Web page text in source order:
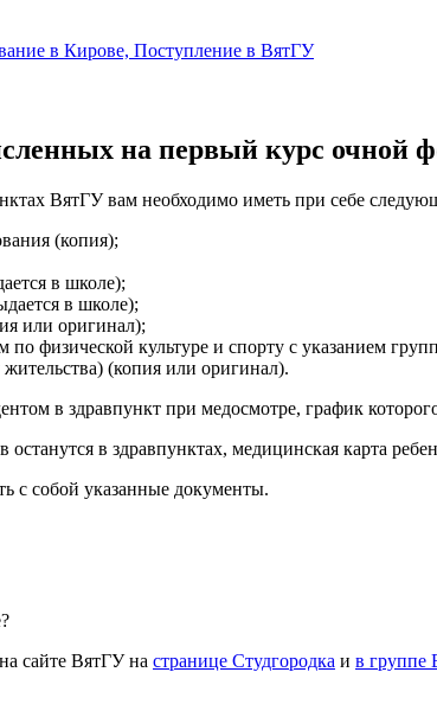
в Кирове, Поступление в ВятГУ
на первый курс очной
ВятГУ вам необходимо иметь при себе
(копия);
в школе);
в школе);
или оригинал);
физической культуре и спорту с указанием
(копия или оригинал).
в здравпункт при медосмотре, график
в здравпунктах, медицинская карта
с собой указанные документы.
сайте ВятГУ на странице Студгородка и в группе